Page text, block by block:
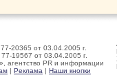
20365 от 03.04.2005 г.
19567 от 03.04.2005 г.
агентство PR и информации
| Реклама | Наши кнопки